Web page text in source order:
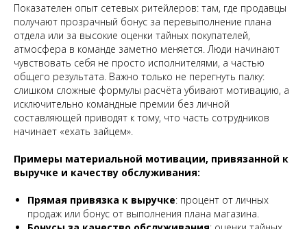
Показателен опыт сетевых ритейлеров: там, где продавцы
получают прозрачный бонус за перевыполнение плана
отдела или за высокие оценки тайных покупателей,
атмосфера в команде заметно меняется. Люди начинают
чувствовать себя не просто исполнителями, а частью
общего результата. Важно только не перегнуть палку:
слишком сложные формулы расчёта убивают мотивацию, а
исключительно командные премии без личной
составляющей приводят к тому, что часть сотрудников
начинает «ехать зайцем».
Примеры материальной мотивации, привязанной к
выручке и качеству обслуживания:
Прямая привязка к выручке: процент от личных
продаж или бонус от выполнения плана магазина.